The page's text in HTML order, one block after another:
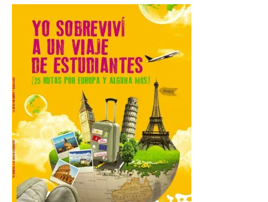
organizado por la sección
juvenil de la Asociación
Enróllate, la Asociación
Conceyu País Llionés y el Diario de
Turismo, Ocio e Información para
jóvenes “Enredando.info”. Miguel Robles
nos envía la vigésima fotografía de […]
Concierto del Iberia
Marimba Ensemble en la
Plaza del Ayuntamiento de
Ponferrada
9 Ago 2026